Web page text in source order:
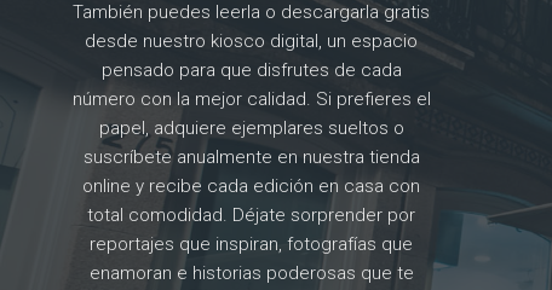
También puedes leerla o descargarla gratis
desde nuestro kiosco digital, un espacio
pensado para que disfrutes de cada
número con la mejor calidad. Si prefieres el
papel, adquiere ejemplares sueltos o
suscríbete anualmente en nuestra tienda
online y recibe cada edición en casa con
total comodidad. Déjate sorprender por
reportajes que inspiran, fotografías que
enamoran e historias poderosas que te